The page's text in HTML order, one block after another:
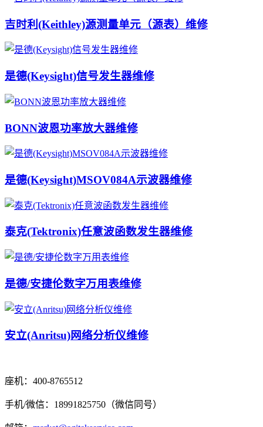
吉时利(Keithley)源测量单元（源表）维修
是德(Keysight)信号发生器维修
BONN波恩功率放大器维修
是德(Keysight)MSOV084A示波器维修
泰克(Tektronix)任意波函数发生器维修
是德/安捷伦数字万用表维修
安立(Anritsu)网络分析仪维修
座机：400-8765512
手机/微信：18991825750（微信同号）